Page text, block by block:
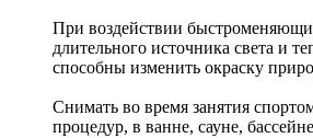
При воздействии
длительного источника света и
способны изменить окраску
Снимать во время занятия
процедур, в ванне, сауне,